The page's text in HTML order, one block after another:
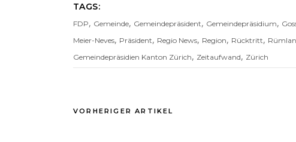
TAGS:
FDP, Gemeinde, Gemeindepräsident, Gemeindepräsidium,
Meier-Neves, Präsident, Regio News, Region, Rücktritt,
Gemeindepräsidien Kanton Zürich, Zeitaufwand, Zürich
VORHERIGER ARTIKEL